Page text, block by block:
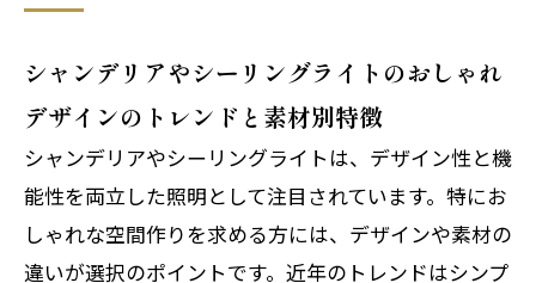
シャンデリアやシーリングライトのおしゃれ
デザインのトレンドと素材別特徴
シャンデリアやシーリングライトは、デザイン性と機
能性を両立した照明として注目されています。特にお
しゃれな空間作りを求める方には、デザインや素材の
違いが選択のポイントです。近年のトレンドはシンプ